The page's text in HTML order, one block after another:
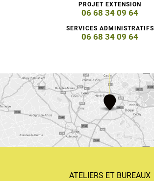
PROJET EXTENSION
06 68 34 09 64
SERVICES ADMINISTRATIFS
06 68 34 09 64
ATELIERS ET BUREAUX